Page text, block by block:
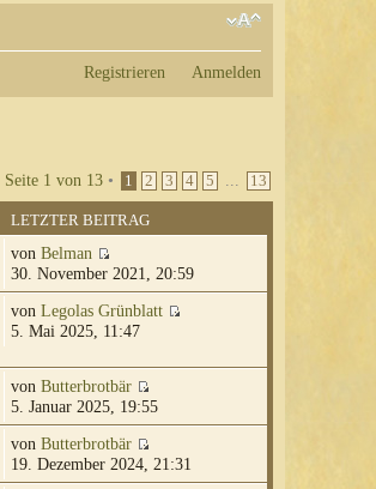
Registrieren Anmelden
Seite 1 von 13 • 1 2 3 4 5 ... 13
LETZTER BEITRAG
von Belman
30. November 2021, 20:59
von Legolas Grünblatt
5. Mai 2025, 11:47
von Butterbrotbär
5. Januar 2025, 19:55
von Butterbrotbär
19. Dezember 2024, 21:31